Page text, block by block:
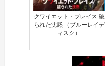
クワイエット・プレイス 破
られた沈黙 （ブルーレイデ
ィスク）